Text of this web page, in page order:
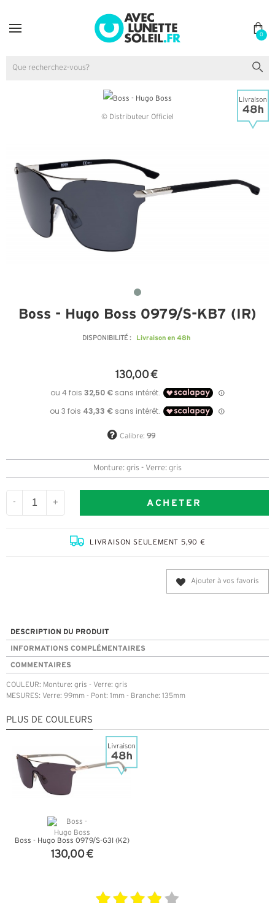
0
© Distributeur Officiel
Boss - Hugo Boss 0979/S-KB7 (IR)
DISPONIBILITÉ : Livraison en 48h
130,00 €
Calibre: 99
Monture: gris - Verre: gris
- + ACHETER
LIVRAISON SEULEMENT 5,90 €
Ajouter à vos favoris
DESCRIPTION DU PRODUIT
INFORMATIONS COMPLÉMENTAIRES
COMMENTAIRES
COULEUR: Monture: gris - Verre: gris
MESURES: Verre: 99mm - Pont: 1mm - Branche: 135mm
PLUS DE COULEURS
Boss - Hugo Boss 0979/S-G3I (K2)
130,00 €